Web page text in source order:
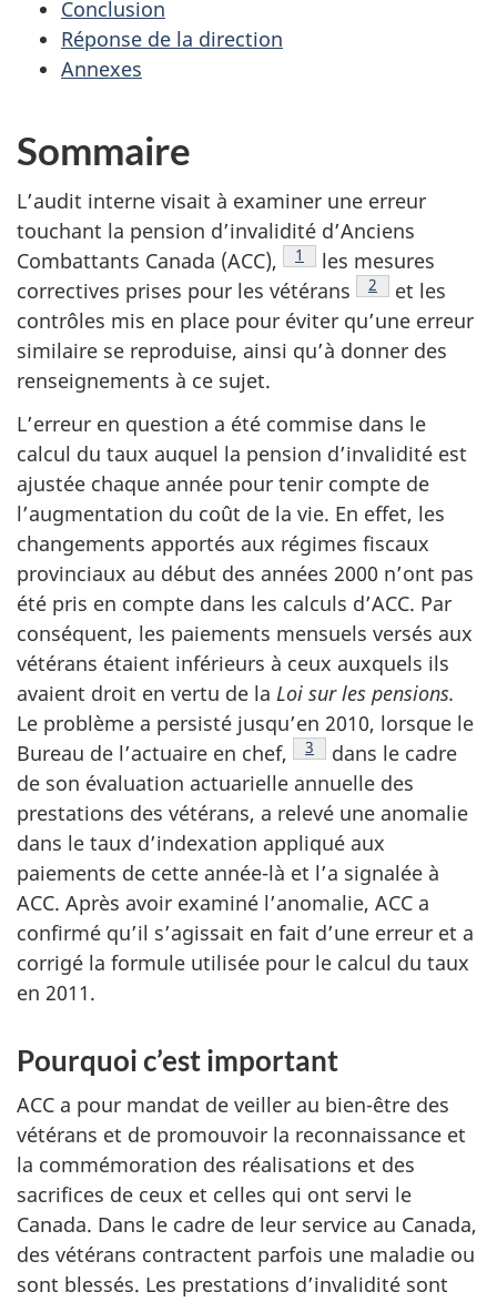
Conclusion
Réponse de la direction
Annexes
Sommaire
L’audit interne visait à examiner une erreur
touchant la pension d’invalidité d’Anciens
Combattants Canada (ACC),
Voir la note en bas de
1
les mesures
correctives prises pour les vétérans
Voir la note en
2
et les
contrôles mis en place pour éviter qu’une erreur
similaire se reproduise, ainsi qu’à donner des
renseignements à ce sujet.
L’erreur en question a été commise dans le
calcul du taux auquel la pension d’invalidité est
ajustée chaque année pour tenir compte de
l’augmentation du coût de la vie. En effet, les
changements apportés aux régimes fiscaux
provinciaux au début des années 2000 n’ont pas
été pris en compte dans les calculs d’ACC. Par
conséquent, les paiements mensuels versés aux
vétérans étaient inférieurs à ceux auxquels ils
avaient droit en vertu de la Loi sur les pensions.
Le problème a persisté jusqu’en 2010, lorsque le
Bureau de l’actuaire en chef,
Voir la note en bas de
3
dans le cadre
de son évaluation actuarielle annuelle des
prestations des vétérans, a relevé une anomalie
dans le taux d’indexation appliqué aux
paiements de cette année-là et l’a signalée à
ACC. Après avoir examiné l’anomalie, ACC a
confirmé qu’il s’agissait en fait d’une erreur et a
corrigé la formule utilisée pour le calcul du taux
en 2011.
Pourquoi c’est important
ACC a pour mandat de veiller au bien-être des
vétérans et de promouvoir la reconnaissance et
la commémoration des réalisations et des
sacrifices de ceux et celles qui ont servi le
Canada. Dans le cadre de leur service au Canada,
des vétérans contractent parfois une maladie ou
sont blessés. Les prestations d’invalidité sont